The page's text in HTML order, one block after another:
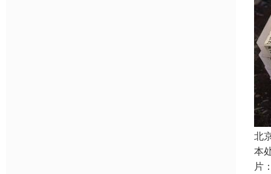
北
本
片